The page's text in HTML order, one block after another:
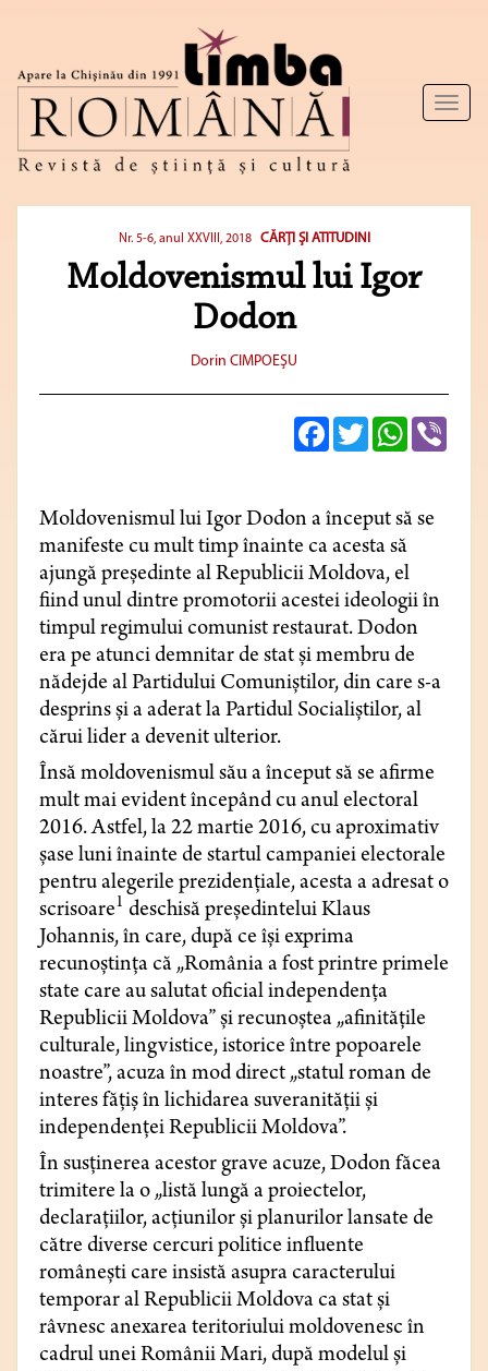
Toggle
Nr. 5-6, anul XXVIII, 2018 CĂRŢI ŞI ATITUDINI
Moldovenismul lui Igor
Dodon
Dorin CIMPOEŞU
FacebookTwitterWhatsApp
Moldovenismul lui Igor Dodon a început să se
manifeste cu mult timp înainte ca acesta să
ajungă preşedinte al Republicii Moldova, el
fiind unul dintre promotorii acestei ideologii în
timpul regimului comunist restaurat. Dodon
era pe atunci demnitar de stat şi membru de
nădejde al Partidului Comuniştilor, din care s-a
desprins şi a aderat la Partidul Socialiştilor, al
cărui lider a devenit ulterior.
Însă moldovenismul său a început să se afirme
mult mai evident începând cu anul electoral
2016. Astfel, la 22 martie 2016, cu aproximativ
şase luni înainte de startul campaniei electorale
pentru alegerile prezidenţiale, acesta a adresat o
scrisoare1 deschisă preşedintelui Klaus
Johannis, în care, după ce își exprima
recunoştinţa că „România a fost printre primele
state care au salutat oficial independenţa
Republicii Moldova” şi recunoştea „afinităţile
culturale, lingvistice, istorice între popoarele
noastre”, acuza în mod direct „statul roman de
interes făţiş în lichidarea suveranităţii şi
independenţei Republicii Moldova”.
În susţinerea acestor grave acuze, Dodon făcea
trimitere la o „listă lungă a proiectelor,
declaraţiilor, acţiunilor şi planurilor lansate de
către diverse cercuri politice influente
româneşti care insistă asupra caracterului
temporar al Republicii Moldova ca stat şi
râvnesc anexarea teritoriului moldovenesc în
cadrul unei Românii Mari, după modelul şi